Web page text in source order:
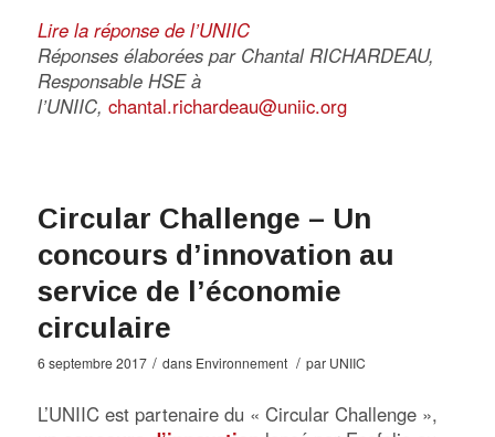
Lire la réponse de l’UNIIC
Réponses élaborées par Chantal RICHARDEAU,
Responsable HSE à
l’UNIIC, chantal.richardeau@uniic.org
Circular Challenge – Un
concours d’innovation au
service de l’économie
circulaire
6 septembre 2017 / dans Environnement / par UNIIC
L’UNIIC est partenaire du « Circular Challenge »,